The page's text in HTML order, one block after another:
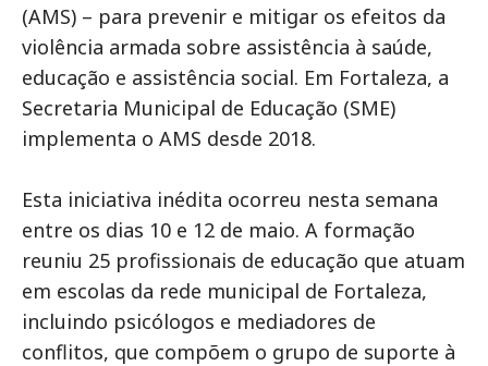
(AMS) – para prevenir e mitigar os efeitos da
violência armada sobre assistência à saúde,
educação e assistência social. Em Fortaleza, a
Secretaria Municipal de Educação (SME)
implementa o AMS desde 2018.
Esta iniciativa inédita ocorreu nesta semana
entre os dias 10 e 12 de maio. A formação
reuniu 25 profissionais de educação que atuam
em escolas da rede municipal de Fortaleza,
incluindo psicólogos e mediadores de
conflitos, que compõem o grupo de suporte à